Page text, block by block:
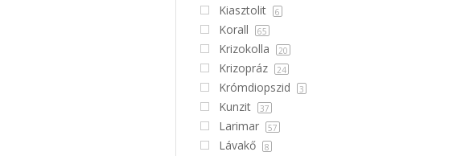
Kiasztolit 6
Korall 65
Krizokolla 20
Krizopráz 24
Krómdiopszid 3
Kunzit 37
Larimar 57
Lávakő 8